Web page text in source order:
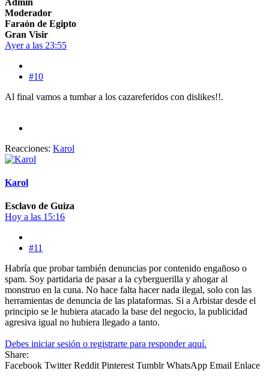
Moderador
Faraón de Egipto
Gran Visir
Ayer a las 23:55
#10
Al final vamos a tumbar a los cazareferidos con dislikes!!.
Reacciones: Karol
Karol
Esclavo de Guiza
Hoy a las 15:16
#11
Habría que probar también denuncias por contenido engañoso o
spam. Soy partidaria de pasar a la cyberguerilla y ahogar al
monstruo en la cuna. No hace falta hacer nada ilegal, solo con las
herramientas de denuncia de las plataformas. Si a Arbistar desde el
principio se le hubiera atacado la base del negocio, la publicidad
agresiva igual no hubiera llegado a tanto.
Debes iniciar sesión o registrarte para responder aquí.
Share:
Facebook Twitter Reddit Pinterest Tumblr WhatsApp Email Enlace